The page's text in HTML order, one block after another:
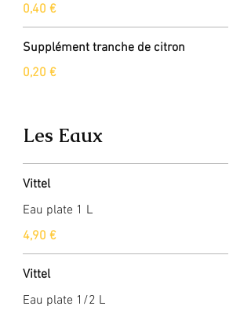
0,40 €
Supplément tranche de citron
0,20 €
Les Eaux
Vittel
Eau plate 1 L
4,90 €
Vittel
Eau plate 1/2 L